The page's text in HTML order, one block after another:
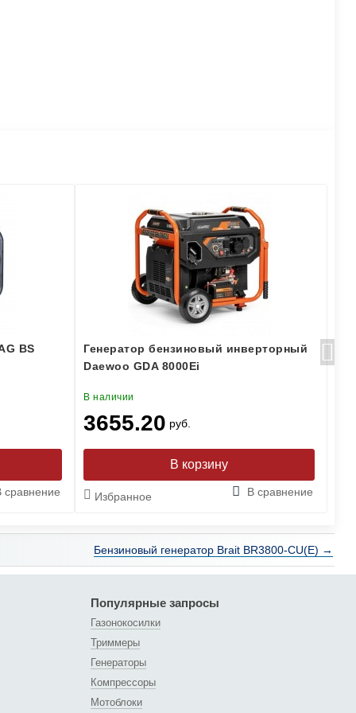
BS
сравнение
Генератор бензиновый инверторный
Daewoo GDA 8000Ei
В наличии
3655.20 руб.
Избранное В сравнение
Бензиновый генератор Brait BR3800-CU(Е) →
Популярные запросы
Газонокосилки
Триммеры
Генераторы
Компрессоры
Мотоблоки